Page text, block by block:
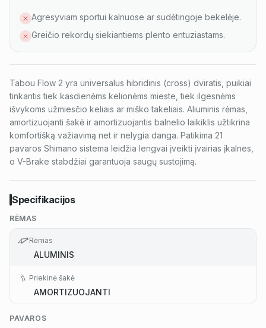
Agresyviam sportui kalnuose ar sudėtingoje bekelėje.
Greičio rekordų siekiantiems plento entuziastams.
Tabou Flow 2 yra universalus hibridinis (cross) dviratis, puikiai
tinkantis tiek kasdienėms kelionėms mieste, tiek ilgesnėms
išvykoms užmiesčio keliais ar miško takeliais. Aliuminis rėmas,
amortizuojanti šakė ir amortizuojantis balnelio laikiklis užtikrina
komfortišką važiavimą net ir nelygia danga. Patikima 21
pavaros Shimano sistema leidžia lengvai įveikti įvairias įkalnes,
o V-Brake stabdžiai garantuoja saugų sustojimą.
Specifikacijos
RĖMAS
Rėmas
ALUMINIS
Priekinė šakė
AMORTIZUOJANTI
PAVAROS